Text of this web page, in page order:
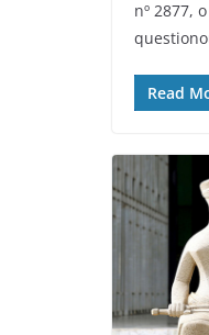
nº 2877,
Read